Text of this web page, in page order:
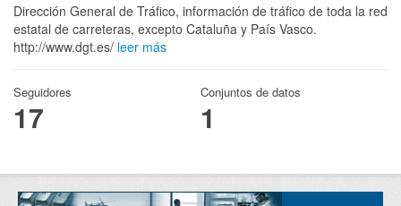
Dirección General de Tráfico, información de tráfico de toda la red
estatal de carreteras, excepto Cataluña y País Vasco.
http://www.dgt.es/ leer más
Seguidores
17
Conjuntos de datos
1